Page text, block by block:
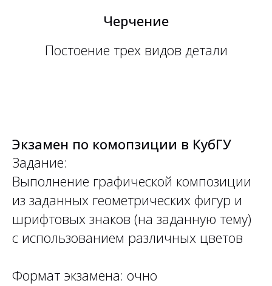
Черчение
Постоение трех видов детали
Экзамен по комопзиции в КубГУ
Задание:
Выполнение графической композиции
из заданных геометрических фигур и
шрифтовых знаков (на заданную тему)
с использованием различных цветов
Формат экзамена: очно